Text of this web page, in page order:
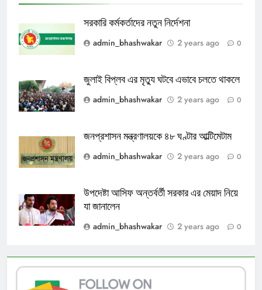
সরকারি কর্মকর্তাদের নতুন নির্দেশনা
admin_bhashwakar
2 years ago 0
জুলাই বিপ্লব এর মৃত্যু ঘটবে এভাবে চলতে থাকলে
admin_bhashwakar
2 years ago 0
জনপ্রশাসন মন্ত্রণালয়কে ৪৮ ঘণ্টার আল্টিমেটাম
admin_bhashwakar
2 years ago 0
উপদেষ্টা আসিফ অন্তর্বর্তী সরকার এর মেয়াদ নিয়ে
যা জানালেন
admin_bhashwakar
2 years ago 0